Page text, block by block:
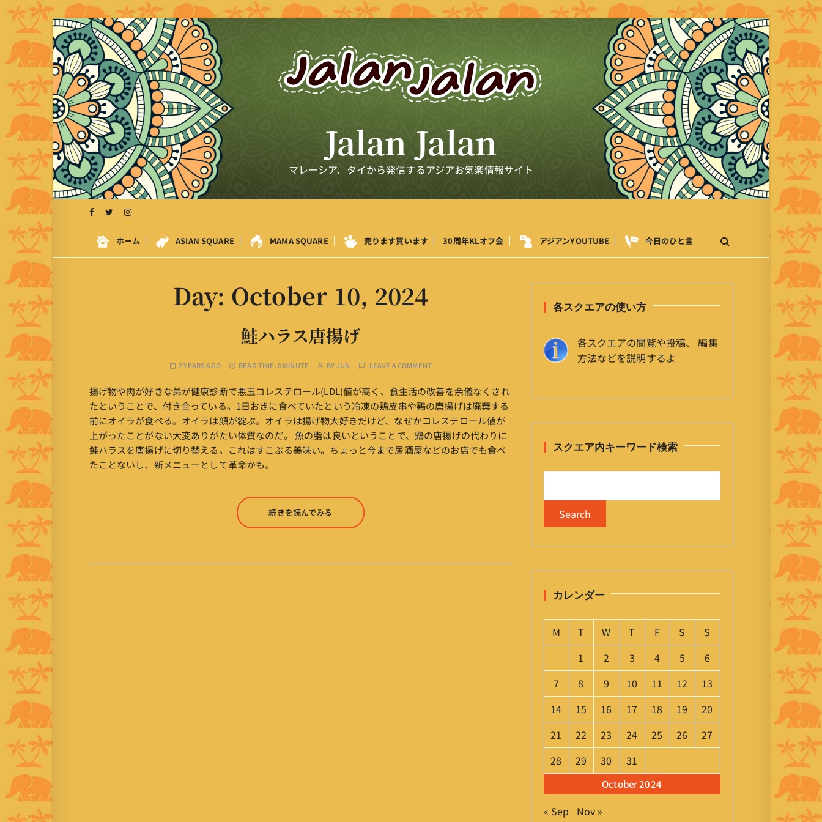
S
k
i
p
t
o
c
o
n
e
n
Jalan Jalan
マレーシア、タイから発信するアジアお気楽情報サイト
ホーム ASIAN SQUARE MAMA SQUARE 売ります買います 30周年KLオフ会 アジアンYOUTUBE 今日のひと言
Day: October 10, 2024
鮭ハラス唐揚げ
2 YEARS AGO READ TIME:0 MINUTE BYJUN LEAVE A COMMENT
揚げ物や肉が好きな弟が健康診断で悪玉コレステロール(LDL)値が高く、食生活の改善を余儀なくされ
たということで、付き合っている。1日おきに食べていたという冷凍の鶏皮串や鶏の唐揚げは廃棄する
前にオイラが食べる。オイラは顔が綻ぶ。オイラは揚げ物大好きだけど、なぜかコレステロール値が
上がったことがない大変ありがたい体質なのだ。 魚の脂は良いということで、鶏の唐揚げの代わりに
鮭ハラスを唐揚げに切り替える。これはすこぶる美味い。ちょっと今まで居酒屋などのお店でも食べ
たことないし、新メニューとして革命かも。
続きを読んでみる
各スクエアの使い方
各スクエアの閲覧や投稿、 編集
方法などを説明するよ
スクエア内キーワード検索
カレンダー
October 2024
M T W T F S
S
1
2 3 4 5
6
7
8 9 10 11 12
13
14
15 16 17 18 19
20
21
22 23 24 25 26
27
28
29 30 31
« Sep Nov »